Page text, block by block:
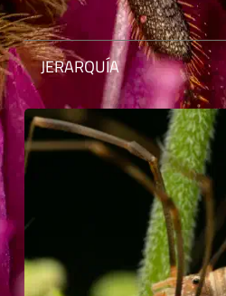
JERARQUÍA